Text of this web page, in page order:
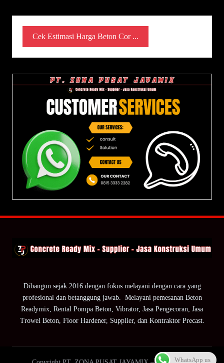
Cek Estimasi Harga Beton Cor ...
Dibangun sejak 2016 dengan fokus melayani dengan cara yang
profesional dan betanggung jawab. Melayani pemesanan Beton
Readymix, Rental Pompa Beton, Vibrator, Jasa Pengecoran, Jasa
Trowel Beton, Floor Hardener, Supplier, dan Kontraktor Precast.
WhatsApp us